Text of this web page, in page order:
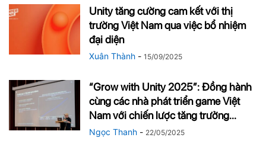
Unity tăng cường cam kết với thị
trường Việt Nam qua việc bổ nhiệm
đại diện
Xuân Thành - 15/09/2025
“Grow with Unity 2025”: Đồng hành
cùng các nhà phát triển game Việt
Nam với chiến lược tăng trưởng...
Ngọc Thanh - 22/05/2025